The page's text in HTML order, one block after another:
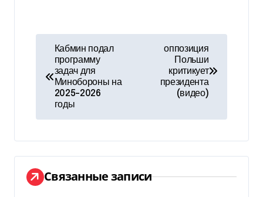
и
г
а
ц
Кабмин подал
программу
задач для
Минобороны на
2025-2026
годы
оппозиция
Польши
критикует
президента
(видео)
Связанные записи